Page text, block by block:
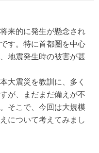
来的に発生が懸念され
す。特に首都圏を中心
地震発生時の被害が甚
大震災を教訓に、多く
が、まだまだ備えが不
そこで、今回は大規模
について考えてみまし